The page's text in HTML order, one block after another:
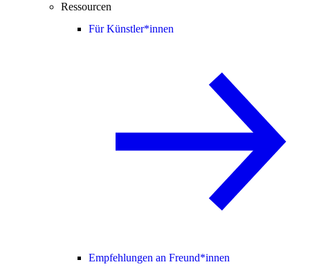
Ressourcen
Für Künstler*innen
Empfehlungen an Freund*innen